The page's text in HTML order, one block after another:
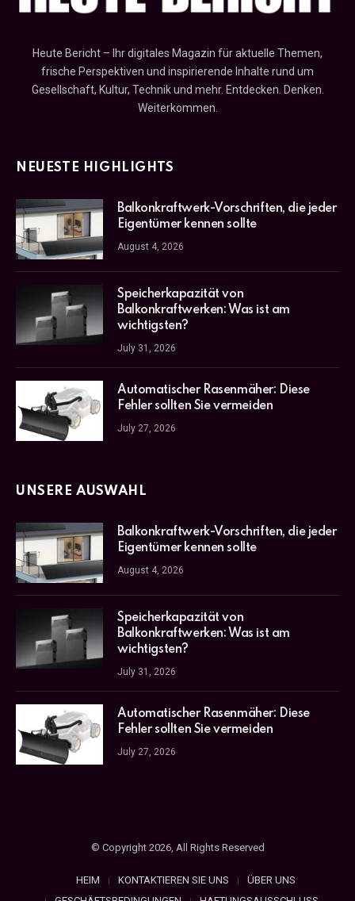
Heute Bericht – Ihr digitales Magazin für aktuelle Themen,
frische Perspektiven und inspirierende Inhalte rund um
Gesellschaft, Kultur, Technik und mehr. Entdecken. Denken.
Weiterkommen.
NEUESTE HIGHLIGHTS
Balkonkraftwerk-Vorschriften, die jeder
Eigentümer kennen sollte
August 4, 2026
Speicherkapazität von
Balkonkraftwerken: Was ist am
wichtigsten?
July 31, 2026
Automatischer Rasenmäher: Diese
Fehler sollten Sie vermeiden
July 27, 2026
UNSERE AUSWAHL
Balkonkraftwerk-Vorschriften, die jeder
Eigentümer kennen sollte
August 4, 2026
Speicherkapazität von
Balkonkraftwerken: Was ist am
wichtigsten?
July 31, 2026
Automatischer Rasenmäher: Diese
Fehler sollten Sie vermeiden
July 27, 2026
© Copyright 2026, All Rights Reserved
HEIM KONTAKTIEREN SIE UNS
ÜBER UNS